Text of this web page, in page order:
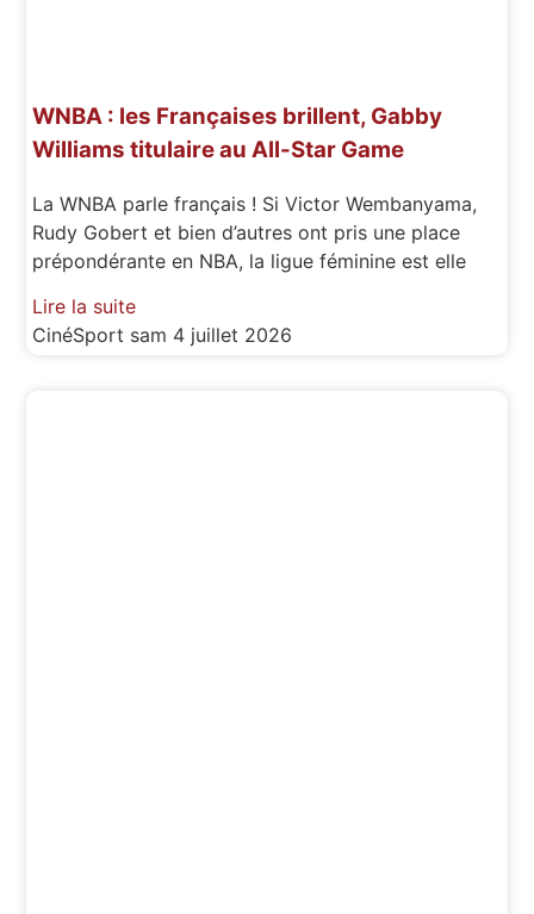
WNBA : les Françaises brillent, Gabby
Williams titulaire au All-Star Game
La WNBA parle français ! Si Victor Wembanyama,
Rudy Gobert et bien d’autres ont pris une place
prépondérante en NBA, la ligue féminine est elle
Lire la suite
CinéSport sam 4 juillet 2026